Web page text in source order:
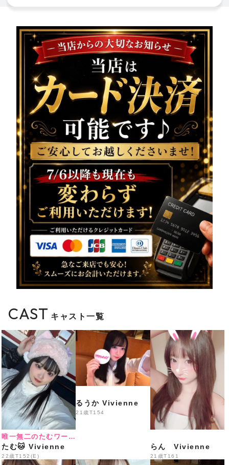
本日、システムの都合に
より公式LINEの配信ができ
ませんでした
いつも配信を楽しみにしてくださっている皆様には、
ご迷惑をおかけし誠に申し訳ございません。
本日の営業情報・出勤情報は、
こちらでご案内させていた
だきます
━━━━━━━━━━━━━━━
vivienne（ヴィヴィア
ン）池袋西口店
系列が誇る美女達が在籍
美脚キャバクラ
本日も元気に営業中
18:00〜25:00まで
営業
️総勢35名出勤＋体験入店3名予定 ️
18:00〜20:30
70分 3,300円
20:30〜22:00
60分 3,300円
22:00〜LAST
CAST キャスト一覧
唯一無二のたむワールド
たむ🐱 Vivienne
22歳T152(E)
るうか Vivienne
21歳T154
らん Vivienne
21歳T161